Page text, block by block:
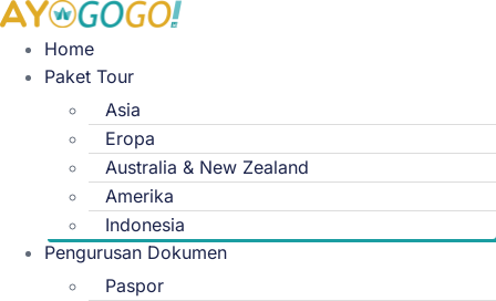
Skip
content
Home
Paket Tour
Asia
Eropa
Australia & New Zealand
Amerika
Indonesia
Pengurusan Dokumen
Paspor